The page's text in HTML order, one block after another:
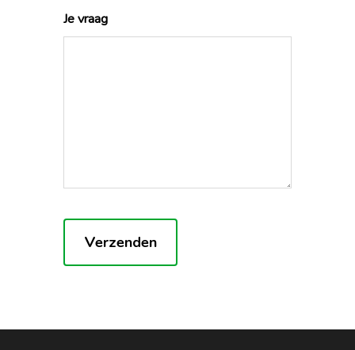
Je vraag
Verzenden